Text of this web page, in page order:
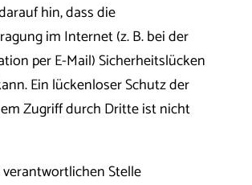
hin, dass die
im Internet (z. B. bei der
per E-Mail) Sicherheitslücken
Ein lückenloser Schutz der
Zugriff durch Dritte ist nicht
Stelle